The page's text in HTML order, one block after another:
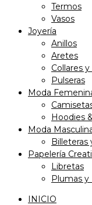
Termos
Vasos
Joyería
Anillos
Aretes
Collares
Pulseras
Moda
Hoodies
Moda
Billeteras
Papelería
Libretas
Plumas y
INICIO